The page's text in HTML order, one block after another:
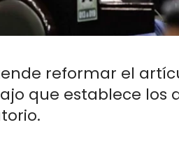
reformar el
que establece los